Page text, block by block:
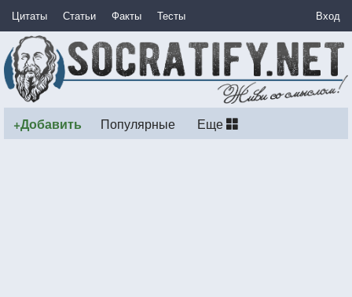
Цитаты Статьи Факты Тесты Вход
+Добавить Популярные Еще